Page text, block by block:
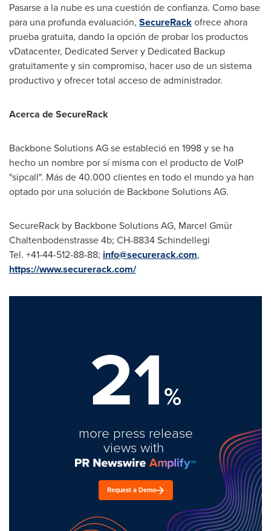
Pasarse a la nube es una cuestión de confianza. Como base
para una profunda evaluación, SecureRackofrece ahora
prueba gratuita, dando la opción de probar los productos
vDatacenter, Dedicated Server y Dedicated Backup
gratuitamente y sin compromiso, hacer uso de un sistema
productivo y ofrecer total acceso de administrador.
Acerca deSecureRack
Backbone Solutions AG se estableció en 1998 y se ha
hecho un nombre por sí misma con el producto de VoIP
"sipcall". Más de 40.000 clientes en todo el mundo ya han
optado por una solución de Backbone Solutions AG.
SecureRack by Backbone Solutions AG, Marcel Gmür
Chaltenbodenstrasse 4b; CH-8834 Schindellegi
Tel. +41-44-512-88-88; info@securerack.com,
https://www.securerack.com/
21%
more press release
views with
Request a Demo